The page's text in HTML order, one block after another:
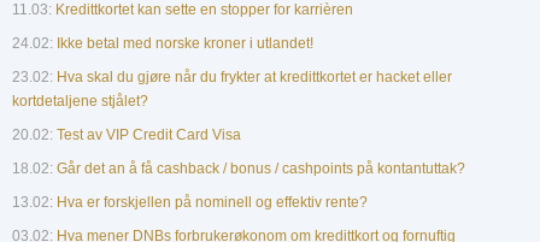
11.03: Kredittkortet kan sette en stopper for karrièren
24.02: Ikke betal med norske kroner i utlandet!
23.02: Hva skal du gjøre når du frykter at kredittkortet er hacket eller
kortdetaljene stjålet?
20.02: Test av VIP Credit Card Visa
18.02: Går det an å få cashback / bonus / cashpoints på kontantuttak?
13.02: Hva er forskjellen på nominell og effektiv rente?
03.02: Hva mener DNBs forbrukerøkonom om kredittkort og fornuftig